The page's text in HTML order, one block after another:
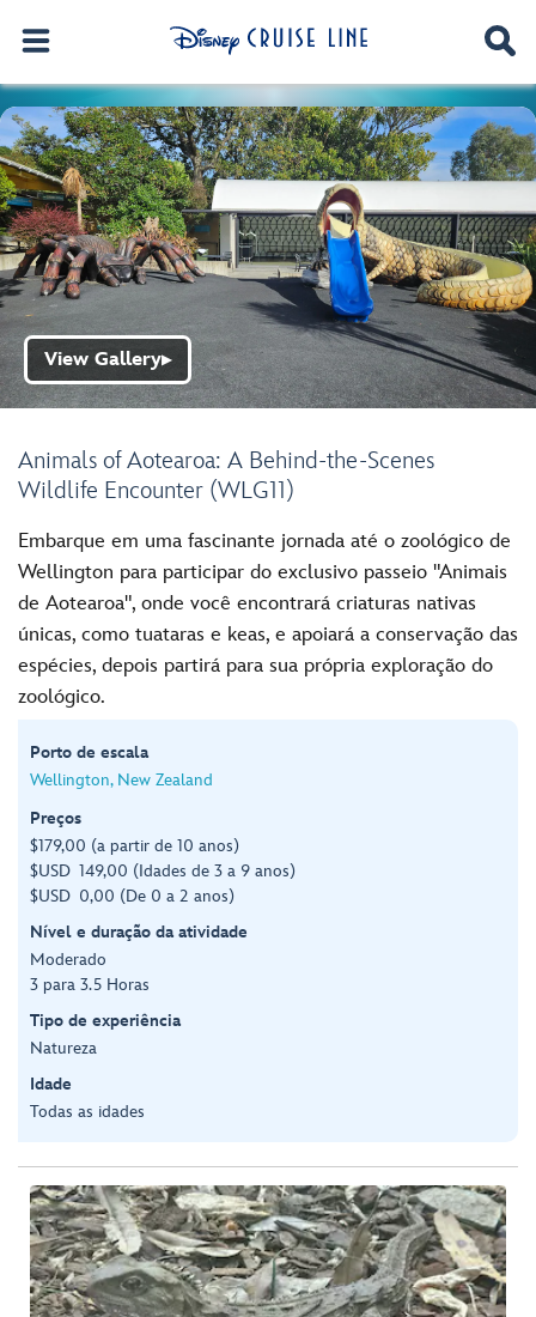
Animals of Aotearoa: A Behind-the-Scenes
Wildlife Encounter (WLG11)
View Gallery▶
Embarque em uma fascinante jornada até o zoológico de
Wellington para participar do exclusivo passeio "Animais
de Aotearoa", onde você encontrará criaturas nativas
únicas, como tuataras e keas, e apoiará a conservação das
espécies, depois partirá para sua própria exploração do
zoológico.
Porto de escala
Wellington, New Zealand
Preços
$179,00 (a partir de 10 anos)
$USD 149,00 (Idades de 3 a 9 anos)
$USD 0,00 (De 0 a 2 anos)
Nível e duração da atividade
Moderado
3 para 3.5 Horas
Tipo de experiência
Natureza
Idade
Todas as idades